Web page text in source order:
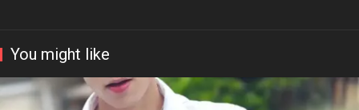
You might like